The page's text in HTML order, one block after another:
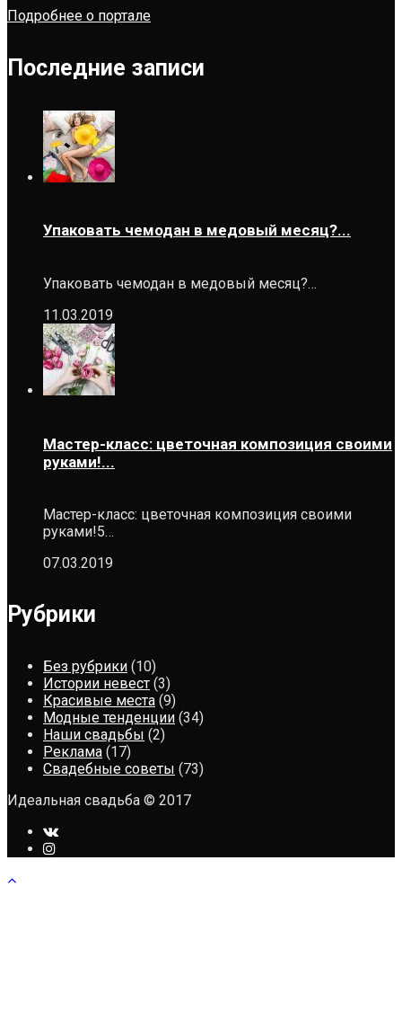
Подробнее о портале
Последние записи
Упаковать чемодан в медовый месяц?...
Упаковать чемодан в медовый месяц?…
11.03.2019
Мастер-класс: цветочная композиция своими
руками!...
Мастер-класс: цветочная композиция своими
руками!5…
07.03.2019
Рубрики
Без рубрики (10)
Истории невест (3)
Красивые места (9)
Модные тенденции (34)
Наши свадьбы (2)
Реклама (17)
Свадебные советы (73)
Идеальная свадьба © 2017